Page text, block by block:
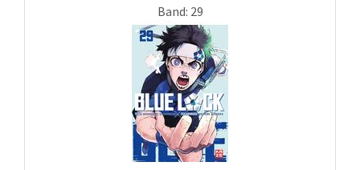
Band: 29